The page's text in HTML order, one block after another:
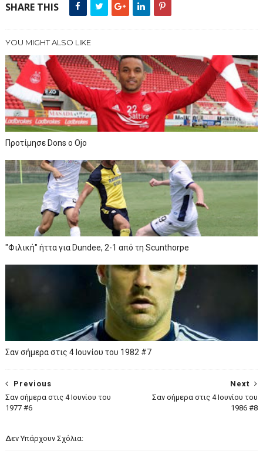
SHARE THIS
YOU MIGHT ALSO LIKE
Προτίμησε Dons o Ojo
"Φιλική" ήττα για Dundee, 2-1 από τη Scunthorpe
Σαν σήμερα στις 4 Ιουνίου του 1982 #7
Next
Σαν σήμερα στις 4 Ιουνίου του
1986 #8
Previous
Σαν σήμερα στις 4 Ιουνίου του
1977 #6
Δεν Υπάρχουν Σχόλια: